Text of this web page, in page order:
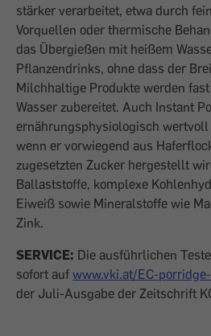
stärker verarbeitet, etwa durch
Vorquellen oder thermische
das Übergießen mit heißem
Pflanzendrinks, ohne dass der
Milchhaltige Produkte werden
Wasser zubereitet. Auch Instant
ernährungsphysiologisch
wenn er vorwiegend aus
zugesetzten Zucker hergestellt
Ballaststoffe, komplexe
Eiweiß sowie Mineralstoffe wie
Zink.
SERVICE: Die ausführlichen
sofort auf www.vki.at/EC-
der Juli-Ausgabe der Zeitschrift